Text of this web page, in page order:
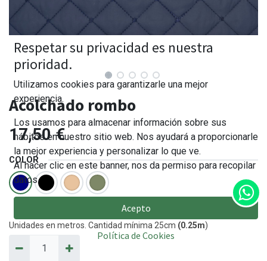
Acolchado rombo
17,50€
COLOR
Unidades en metros. Cantidad mínima 25cm (0.25m)
Respetar su privacidad es nuestra
prioridad.
Utilizamos cookies para garantizarle una mejor
experiencia.
Los usamos para almacenar información sobre sus
hábitos en nuestro sitio web. Nos ayudará a proporcionarle
la mejor experiencia y personalizar lo que ve.
Al hacer clic en este banner, nos da permiso para recopilar
datos.
Acepto
Política de Cookies